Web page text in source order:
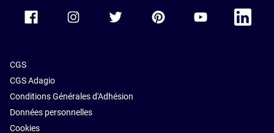
Accor Facebook Accor TwitterAccor PinterestAccor Youtube
Accor
CGS
CGS Adagio
Conditions Générales d'Adhésion
Données personnelles
Cookies